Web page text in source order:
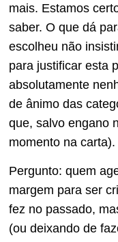
mais. Estamos
saber. O que dá
escolheu não
para justificar esta
absolutamente
de ânimo das
que, salvo engano
momento na carta).
Pergunto: quem
margem para ser
fez no passado,
(ou deixando de